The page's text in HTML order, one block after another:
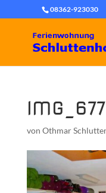
08362-923030
von Othmar